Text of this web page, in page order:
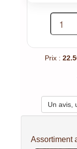
Prix :
Un avis,
Assortiment